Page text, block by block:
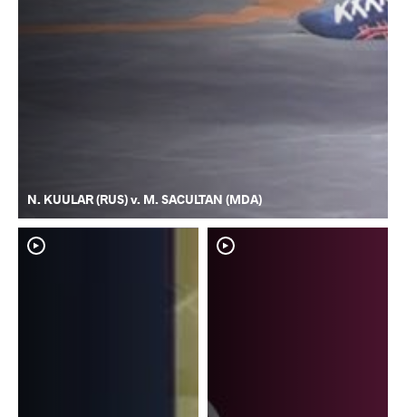
N. KUULAR (RUS) v. M. SACULTAN (MDA)